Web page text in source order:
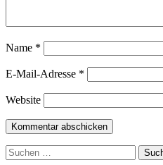
Name *
E-Mail-Adresse *
Website
Suchen